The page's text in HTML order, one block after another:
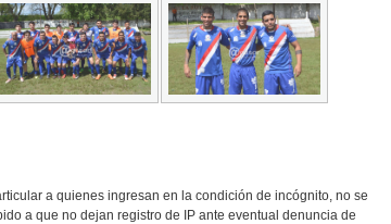
a quienes ingresan en la condición de incógnito, no se
a que no dejan registro de IP ante eventual denuncia de